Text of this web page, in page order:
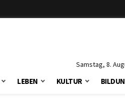
Samstag, 8.
LEBEN KULTUR